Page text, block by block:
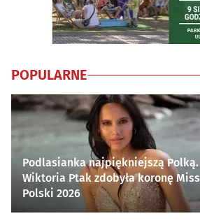
POPULARNE
Podlasianka najpiękniejszą Polką.
Wiktoria Ptak zdobyła koronę Miss
Polski 2026